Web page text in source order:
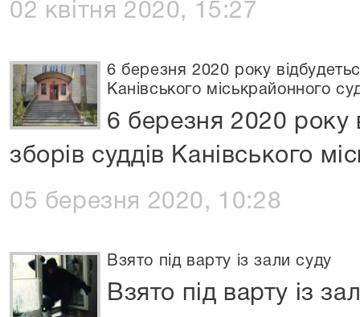
02 квітня 2020, 15:27
6 березня 2020 року
Канівського міськрайонного
6 березня 2020 року
зборів суддів Канівського
05 березня 2020, 10:28
Взято під варту із зали суду
Взято під варту із